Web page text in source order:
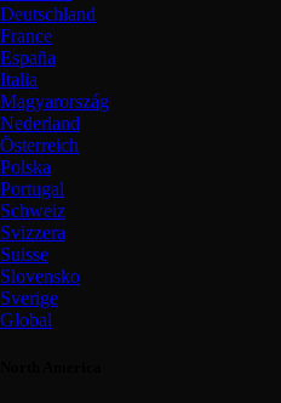
Deutschland
France
España
Italia
Magyarország
Nederland
Österreich
Polska
Portugal
Schweiz
Svizzera
Suisse
Slovensko
Sverige
Global